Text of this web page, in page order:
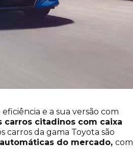
e a sua versão com
carros citadinos com caixa
carros da gama Toyota são
do mercado, com